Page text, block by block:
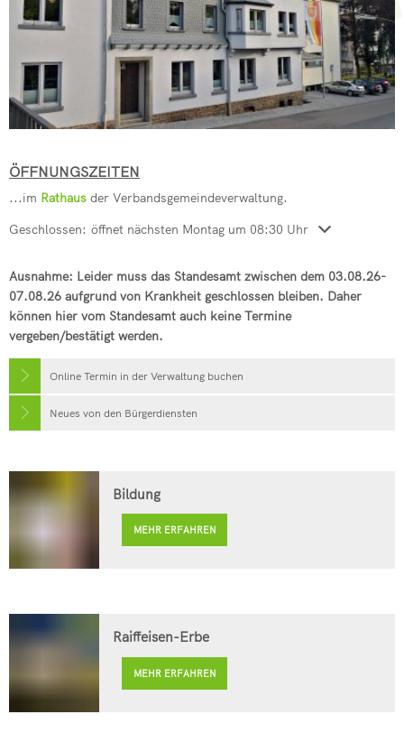
ÖFFNUNGSZEITEN
...im Rathaus der Verbandsgemeindeverwaltung.
Klicken, um weitere Öffnungs- oder Schließzeiten auszublenden
Geschlossen: öffnet nächsten Montag um 08:30 Uhr
Ausnahme: Leider muss das Standesamt zwischen dem 03.08.26-
07.08.26 aufgrund von Krankheit geschlossen bleiben. Daher
können hier vom Standesamt auch keine Termine
vergeben/bestätigt werden.
Online Termin in der Verwaltung buchen
Neues von den Bürgerdiensten
Bildung
MEHR ERFAHREN
Raiffeisen-Erbe
MEHR ERFAHREN